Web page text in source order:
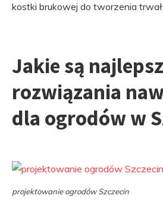
kostki brukowej do tworzenia
Jakie są
rozwiązania
dla ogrodów w
projektowanie ogrodów Szczecin